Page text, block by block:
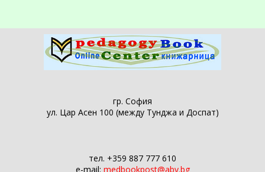
гр. София
ул. Цар Асен 100 (между Тунджа и Доспат)
тел. +359 887 777 610
e-mail: medbookpost@abv.bg